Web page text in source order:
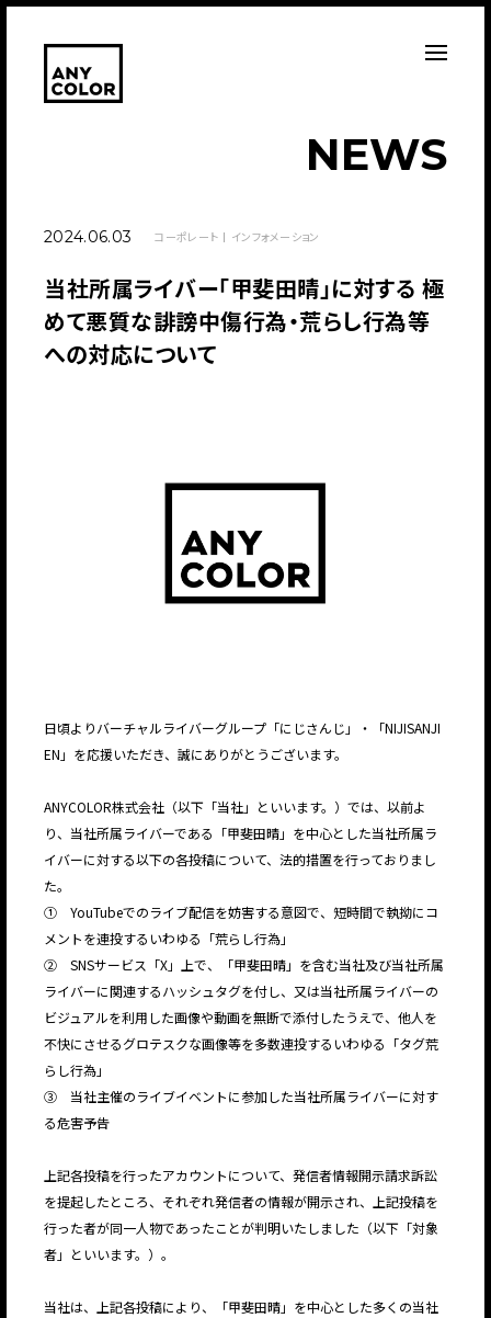
NEWS
2024.06.03 コーポレート インフォメーション
当社所属ライバー「甲斐田晴」に対する 極
めて悪質な誹謗中傷行為・荒らし行為等
への対応について
日頃よりバーチャルライバーグループ「にじさんじ」・「NIJISANJI
EN」を応援いただき、誠にありがとうございます。
ANYCOLOR株式会社（以下「当社」といいます。）では、以前よ
り、当社所属ライバーである「甲斐田晴」を中心とした当社所属ラ
イバーに対する以下の各投稿について、法的措置を行っておりまし
た。
① YouTubeでのライブ配信を妨害する意図で、短時間で執拗にコ
メントを連投するいわゆる「荒らし行為」
② SNSサービス「X」上で、「甲斐田晴」を含む当社及び当社所属
ライバーに関連するハッシュタグを付し、又は当社所属ライバーの
ビジュアルを利用した画像や動画を無断で添付したうえで、他人を
不快にさせるグロテスクな画像等を多数連投するいわゆる「タグ荒
らし行為」
③ 当社主催のライブイベントに参加した当社所属ライバーに対す
る危害予告
上記各投稿を行ったアカウントについて、発信者情報開示請求訴訟
を提起したところ、それぞれ発信者の情報が開示され、上記投稿を
行った者が同一人物であったことが判明いたしました（以下「対象
者」といいます。）。
当社は、上記各投稿により、「甲斐田晴」を中心とした多くの当社